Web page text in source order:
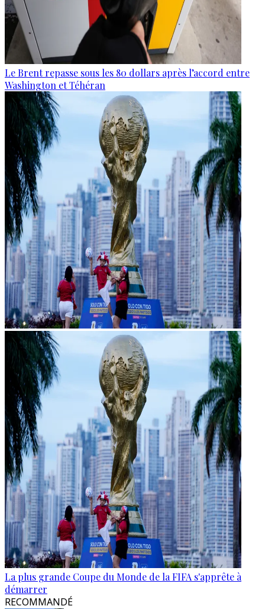
Le Brent repasse sous les 80 dollars après l’accord entre
Washington et Téhéran
La plus grande Coupe du Monde de la FIFA s'apprête à
démarrer
RECOMMANDÉ